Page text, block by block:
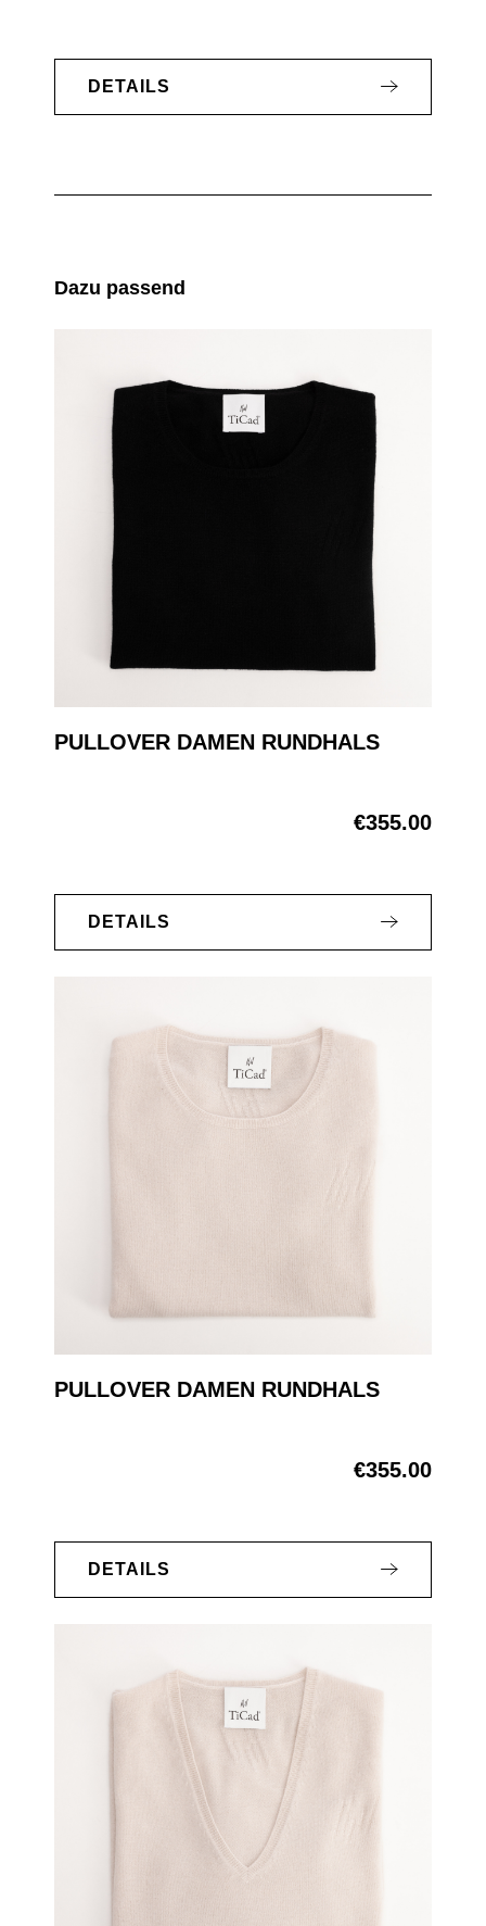
DETAILS
Skip product gallery
Dazu passend
PULLOVER DAMEN RUNDHALS
€355.00
DETAILS
PULLOVER DAMEN RUNDHALS
€355.00
DETAILS